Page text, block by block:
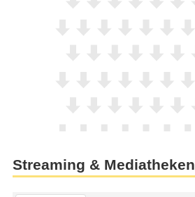
Streaming & Mediatheken